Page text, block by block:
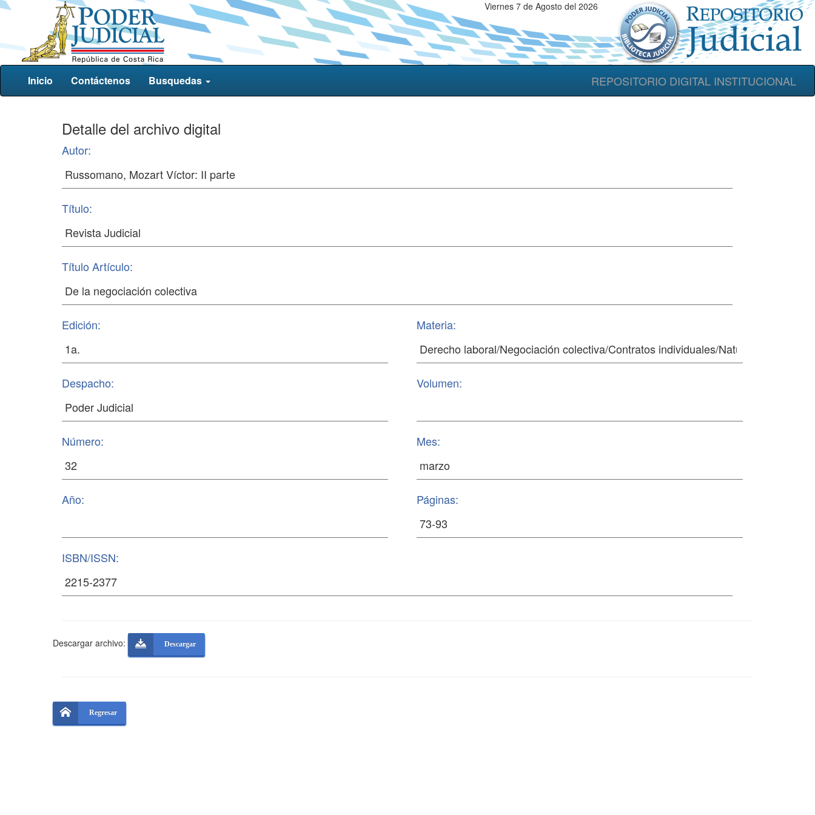
Viernes 7 de Agosto del 2026
REPOSITORIO DIGITAL INSTITUCIONAL
Inicio Contáctenos Busquedas
Detalle del archivo digital
Autor:
Título:
Título Artículo:
Edición: Materia:
Despacho: Volumen:
Número: Mes:
Año: Páginas:
ISBN/ISSN:
Descargar archivo: Descargar
Regresar